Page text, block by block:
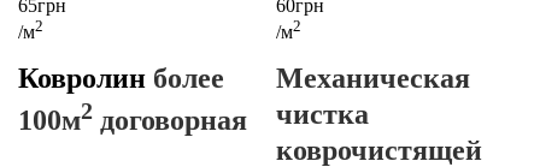
65грн
/м2
60грн
/м2
Ковролин более
100м2 договорная
Механическая
чистка
коврочистящей